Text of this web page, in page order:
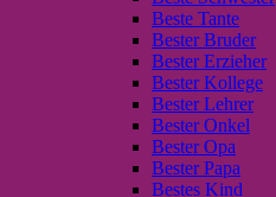
Beste Tante
Bester Bruder
Bester Erzieher
Bester Kollege
Bester Lehrer
Bester Onkel
Bester Opa
Bester Papa
Bestes Kind